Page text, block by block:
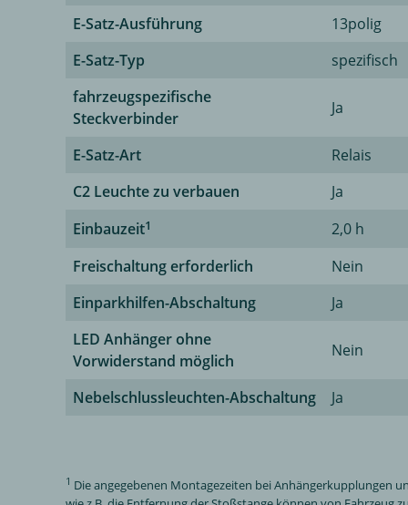
E-Satz-Ausführung
13polig
E-Satz-Typ
spezifisch
fahrzeugspezifische
Steckverbinder
Ja
E-Satz-Art
Relais
C2 Leuchte zu verbauen
Ja
Einbauzeit1
2,0 h
Freischaltung erforderlich
Nein
Einparkhilfen-Abschaltung
Ja
LED Anhänger ohne
Vorwiderstand möglich
Nein
Nebelschlussleuchten-Abschaltung Ja
1 Die angegebenen Montagezeiten bei Anhängerkupplungen